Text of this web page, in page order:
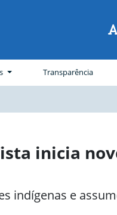
Transparência
inicia
indígenas e